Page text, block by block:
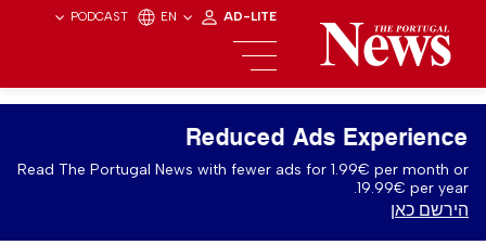
PODCAST EN AD-LITE
Reduced Ads Experience
Read The Portugal News with fewer ads for 1.99€ per month or
19.99€ per year.
הירשם כאן